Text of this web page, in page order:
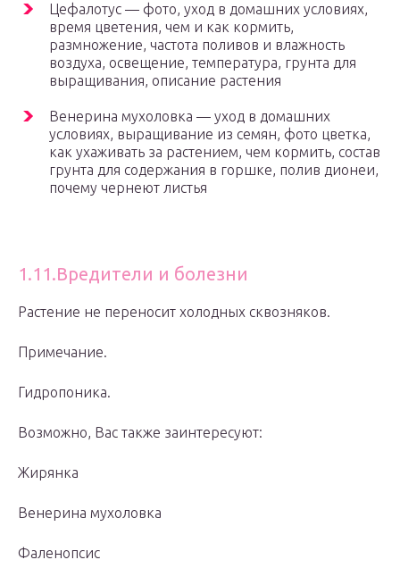
Цефалотус — фото, уход в домашних условиях,
время цветения, чем и как кормить,
размножение, частота поливов и влажность
воздуха, освещение, температура, грунта для
выращивания, описание растения
Венерина мухоловка — уход в домашних
условиях, выращивание из семян, фото цветка,
как ухаживать за растением, чем кормить, состав
грунта для содержания в горшке, полив дионеи,
почему чернеют листья
1.11.Вредители и болезни
Растение не переносит холодных сквозняков.
Примечание.
Гидропоника.
Возможно, Вас также заинтересуют:
Жирянка
Венерина мухоловка
Фаленопсис